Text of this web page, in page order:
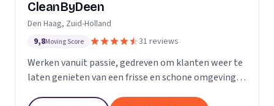
CleanByDeen
Den Haag, Zuid-Holland
9,8Moving Score 31 reviews
Werken vanuit passie, gedreven om klanten weer te
laten genieten van een frisse en schone omgeving.